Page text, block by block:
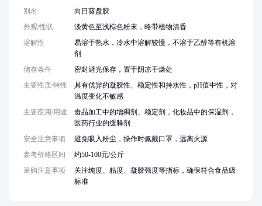
别名
向日葵盘胶
外观/性状
淡黄色至浅棕色粉末，略带植物清香
溶解性
易溶于热水，冷水中溶解较慢，不溶于乙醇等有机溶
剂
储存条件
密封避光保存，置于阴凉干燥处
主要性质/特性
具有优异的凝胶性、稳定性和持水性，pH值中性，对
温度变化不敏感
主要应用/用途
食品加工中的增稠剂、稳定剂，化妆品中的保湿剂，
医药行业的缓释剂
安全注意事项
避免吸入粉尘，操作时佩戴口罩，远离火源
参考价格区间
约50-100元/公斤
采购注意事项
关注纯度、粘度、凝胶强度等指标，确保符合食品级
标准